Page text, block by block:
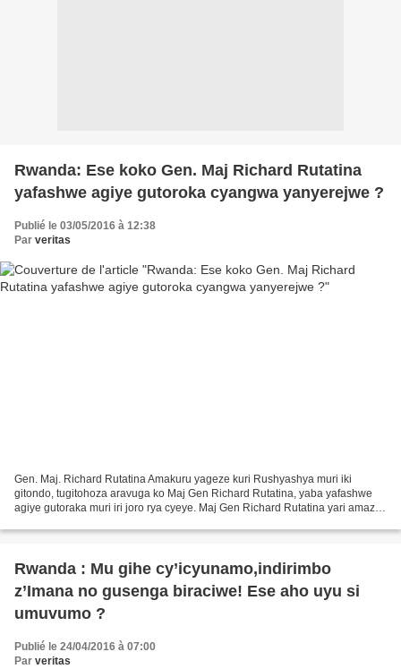
Rwanda: Ese koko Gen. Maj Richard Rutatina
yafashwe agiye gutoroka cyangwa yanyerejwe ?
Publié le 03/05/2016 à 12:38
Par veritas
Gen. Maj. Richard Rutatina Amakuru yageze kuri Rushyashya muri iki
gitondo, tugitohoza aravuga ko Maj Gen Richard Rutatina, yaba yafashwe
agiye gutoraka muri iri joro rya cyeye. Maj Gen Richard Rutatina yari amaze
Rwanda : Mu gihe cy’icyunamo,indirimbo
z’Imana no gusenga biraciwe! Ese aho uyu si
umuvumo ?
Publié le 24/04/2016 à 07:00
Par veritas